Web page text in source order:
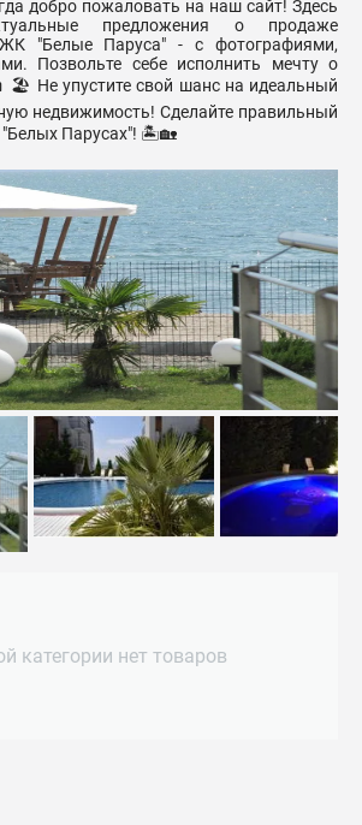
добро пожаловать на наш сайт! Здесь
предложения о продаже
"Белые Паруса" - с фотографиями,
Позвольте себе исполнить мечту о
🏖️ Не упустите свой шанс на идеальный
недвижимость! Сделайте правильный
Парусах"! 🏝️🏡
категории нет товаров